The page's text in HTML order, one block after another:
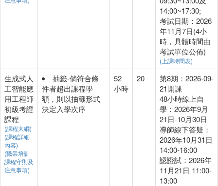
14:00~17:30;
考試日期：2026
年11月7日(4小
時，具體時間由
考試單位公佈)
(上課時間表)
生成式人
工智能應
用工程師
初級考證
課程
(課程大綱)
(課程詳細
內容)
(職業培訓
課程守則及
注意事項)
抽籤-倘符合條
件者超出課程學
額，則以抽籤形式
決定入學次序
52
小時
20
第8期：2026-09-
21開課
48小時線上自
學：2026年9月
21日-10月30日
導師線下答疑：
2026年10月31日
14:00-16:00
認證試：2026年
11月21日 11:00-
13:00